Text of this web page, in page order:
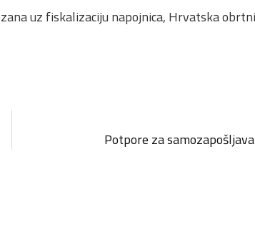
uz fiskalizaciju napojnica, Hrvatska
Potpore za